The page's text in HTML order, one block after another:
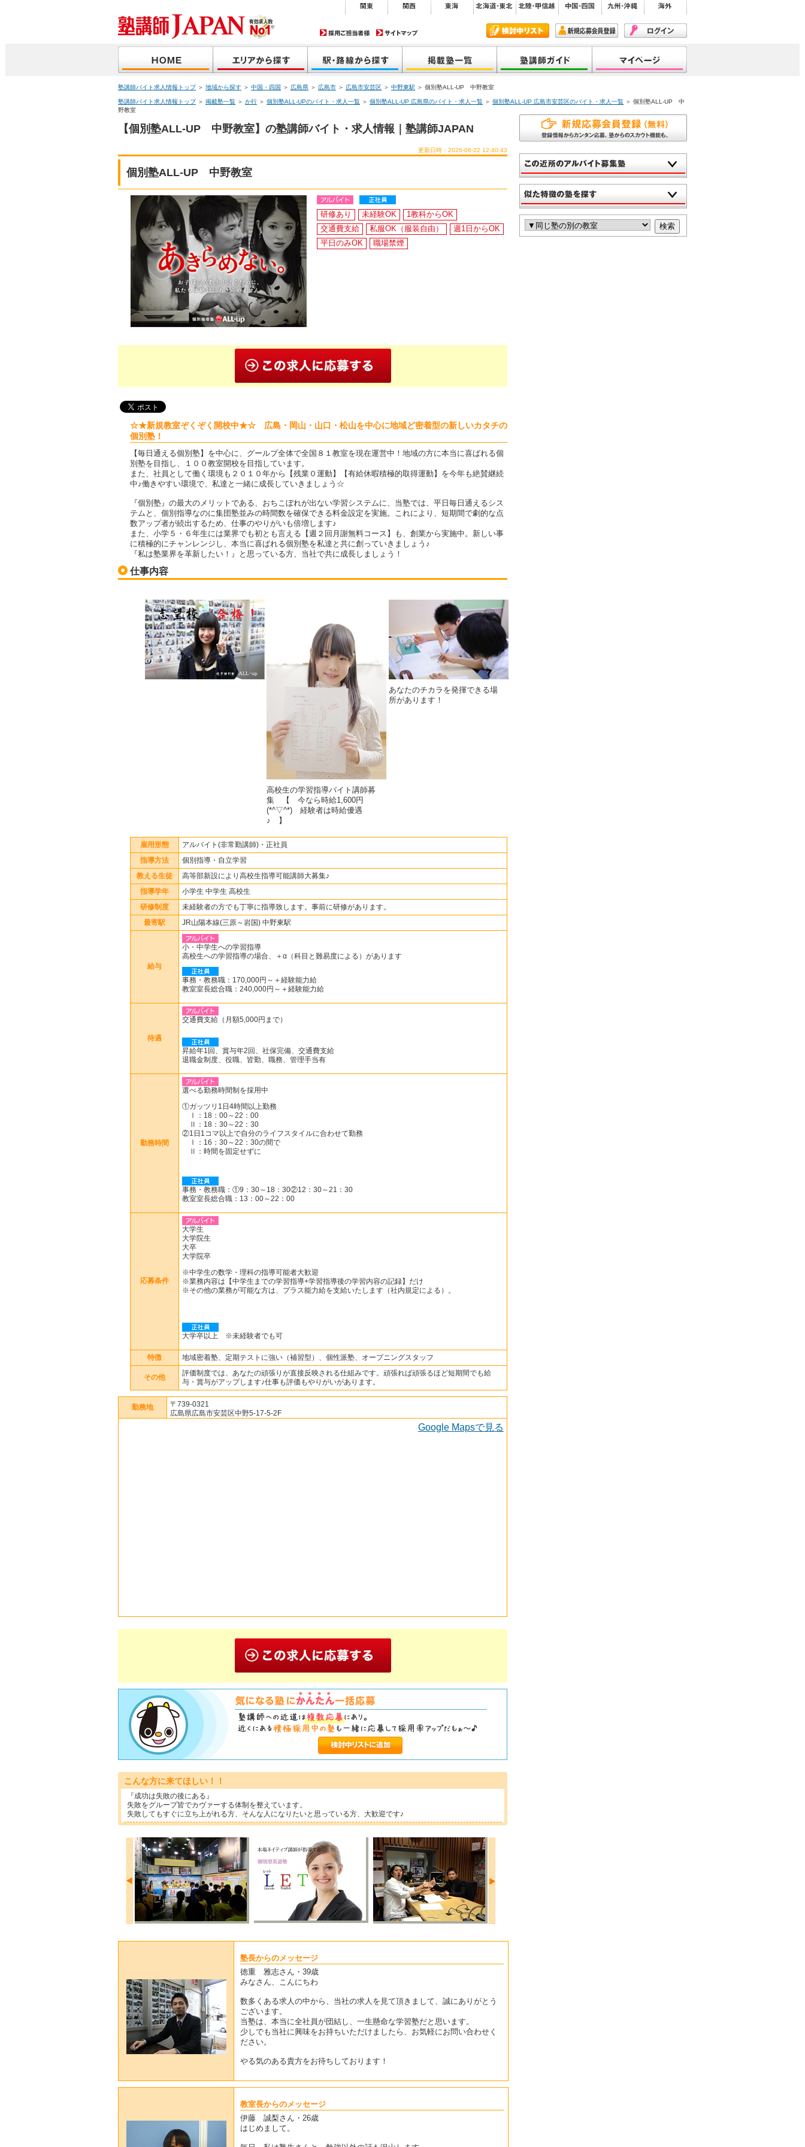
塾講師バイト求人情報トップ＞ 地域から探す ＞ 中国・四国 ＞ 広島県 ＞ 広島市 ＞ 広島市安芸区 ＞ 中野東駅 ＞ 個別塾ALL-UP 中野教室
塾講師バイト求人情報トップ＞ 掲載塾一覧 ＞ か行 ＞ 個別塾ALL-UPのバイト・求人一覧 ＞ 個別塾ALL-UP 広島県のバイト・求人一覧 ＞ 個別塾ALL-UP 広島市安芸区のバイト・求人一覧 ＞ 個別塾ALL-UP 中
野教室
【個別塾ALL-UP 中野教室】の塾講師バイト・求人情報｜塾講師JAPAN
更新日時：2026-06-22 12:40:43
個別塾ALL-UP 中野教室
研修あり 未経験OK
1教科からOK
交通費支給
私服OK（服装自由）
週1日からOK
平日のみOK
職場禁煙
☆★新規教室ぞくぞく開校中★☆ 広島・岡山・山口・松山を中心に地域ど密着型の新しいカタチの
個別塾！
【毎日通える個別塾】を中心に、グールプ全体で全国８１教室を現在運営中！地域の方に本当に喜ばれる個
別塾を目指し、１００教室開校を目指しています。
また、社員として働く環境も２０１０年から【残業０運動】【有給休暇積極的取得運動】を今年も絶賛継続
中♪働きやすい環境で、私達と一緒に成長していきましょう☆
『個別塾』の最大のメリットである、おちこぼれが出ない学習システムに、当塾では、平日毎日通えるシス
テムと、個別指導なのに集団塾並みの時間数を確保できる料金設定を実施。これにより、短期間で劇的な点
数アップ者が続出するため、仕事のやりがいも倍増します♪
また、小学５・６年生には業界でも初とも言える【週２回月謝無料コース】も、創業から実施中。新しい事
に積極的にチャンレンジし、本当に喜ばれる個別塾を私達と共に創っていきましょう♪
『私は塾業界を革新したい！』と思っている方、当社で共に成長しましょう！
仕事内容
高校生の学習指導バイト講師募
集 【 今なら時給1,600円
(*^▽^*) 経験者は時給優遇
♪ 】
あなたのチカラを発揮できる場
所があります！
雇用形態 アルバイト(非常勤講師)・正社員
指導方法 個別指導・自立学習
教える生徒 高等部新設により高校生指導可能講師大募集♪
指導学年 小学生 中学生 高校生
研修制度 未経験者の方でも丁寧に指導致します。事前に研修があります。
最寄駅 JR山陽本線(三原～岩国) 中野東駅
給与
小・中学生への学習指導
高校生への学習指導の場合、＋α（科目と難易度による）があります
事務・教務職：170,000円～＋経験能力給
教室室長総合職：240,000円～＋経験能力給
待遇
交通費支給（月額5,000円まで）
昇給年1回、賞与年2回、社保完備、交通費支給
退職金制度、役職、皆勤、職務、管理手当有
勤務時間
選べる勤務時間制を採用中
①ガッツリ1日4時間以上勤務
Ⅰ：18：00～22：00
Ⅱ：18：30～22：30
②1日1コマ以上で自分のライフスタイルに合わせて勤務
Ⅰ：16：30～22：30の間で
Ⅱ：時間を固定せずに
事務・教務職：①9：30～18：30②12：30～21：30
教室室長総合職：13：00～22：00
応募条件
大学生
大学院生
大卒
大学院卒
※中学生の数学・理科の指導可能者大歓迎
※業務内容は【中学生までの学習指導+学習指導後の学習内容の記録】だけ
※その他の業務が可能な方は、プラス能力給を支給いたします（社内規定による）。
大学卒以上 ※未経験者でも可
特徴 地域密着塾、定期テストに強い（補習型）、個性派塾、オープニングスタッフ
その他
評価制度では、あなたの頑張りが直接反映される仕組みです。頑張れば頑張るほど短期間でも給
与・賞与がアップします♪仕事も評価もやりがいがあります。
勤務地
〒739-0321
広島県広島市安芸区中野5-17-5-2F
Google Mapsで見る
こんな方に来てほしい！！
『成功は失敗の後にある』
失敗をグループ皆でカヴァーする体制を整えています。
失敗してもすぐに立ち上がれる方、そんな人になりたいと思っている方、大歓迎です♪
塾長からのメッセージ
徳重 雅志さん・39歳
みなさん、こんにちわ
数多くある求人の中から、当社の求人を見て頂きまして、誠にありがとう
ございます。
当塾は、本当に全社員が団結し、一生懸命な学習塾だと思います。
少しでも当社に興味をお持ちいただけましたら、お気軽にお問い合わせく
ださい。
やる気のある貴方をお待ちしております！
教室長からのメッセージ
伊藤 誠梨さん・26歳
はじめまして。